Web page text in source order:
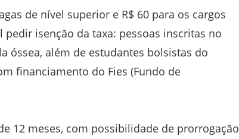
de nível superior e R$ 60 para os cargos
isenção da taxa: pessoas inscritas no
óssea, além de estudantes bolsistas do
financiamento do Fies (Fundo de
12 meses, com possibilidade de prorrogação